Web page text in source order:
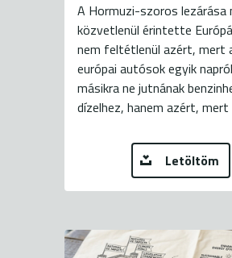
A Hormuzi-szoros lezárása
közvetlenül érintette
nem feltétlenül azért, mert
európai autósok egyik
másikra ne jutnának
dízelhez, hanem azért, mert
Letöltöm